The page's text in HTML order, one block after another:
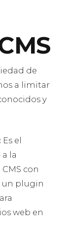
de
a limitar
y
Es el
la
con
un plugin
web en